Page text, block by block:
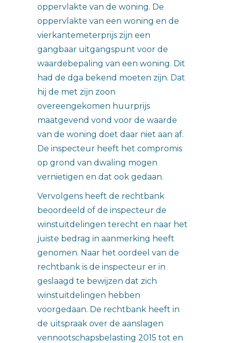
oppervlakte van de woning. De
oppervlakte van een woning en de
vierkantemeterprijs zijn een
gangbaar uitgangspunt voor de
waardebepaling van een woning. Dit
had de dga bekend moeten zijn. Dat
hij de met zijn zoon
overeengekomen huurprijs
maatgevend vond voor de waarde
van de woning doet daar niet aan af.
De inspecteur heeft het compromis
op grond van dwaling mogen
vernietigen en dat ook gedaan.
Vervolgens heeft de rechtbank
beoordeeld of de inspecteur de
winstuitdelingen terecht en naar het
juiste bedrag in aanmerking heeft
genomen. Naar het oordeel van de
rechtbank is de inspecteur er in
geslaagd te bewijzen dat zich
winstuitdelingen hebben
voorgedaan. De rechtbank heeft in
de uitspraak over de aanslagen
vennootschapsbelasting 2015 tot en